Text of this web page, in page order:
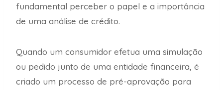
fundamental perceber o papel e a importância
de uma análise de crédito.
Quando um consumidor efetua uma simulação
ou pedido junto de uma entidade financeira, é
criado um processo de pré-aprovação para